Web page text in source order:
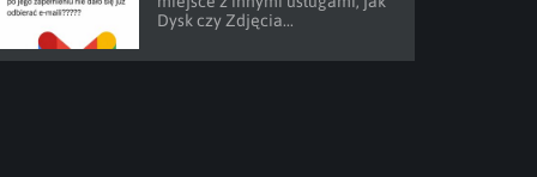
Dysk czy Zdjęcia...